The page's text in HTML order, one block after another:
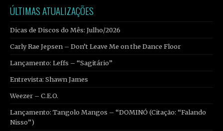
ÚLTIMAS ATUALIZAÇÕES
Dicas de Discos do Mês: Julho/2026
Carly Rae Jepsen – Don’t Leave Me on the Dance Floor
Lançamento: Leffs – “Sagitário”
Entrevista: Shawn James
Weezer – C.E.O.
Lançamento: Tangolo Mangos – “DOMINÓ (Citação: “Falando
Nisso”)